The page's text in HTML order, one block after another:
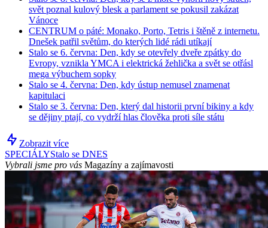
svět poznal kulový blesk a parlament se pokusil zakázat
Vánoce
CENTRUM o páté: Monako, Porto, Tetris i štěně z internetu.
Dnešek patřil světům, do kterých lidé rádi utíkají
Stalo se 6. června: Den, kdy se otevřely dveře zpátky do
Evropy, vznikla YMCA i elektrická žehlička a svět se otřásl
mega výbuchem sopky
Stalo se 4. června: Den, kdy ústup nemusel znamenat
kapitulaci
Stalo se 3. června: Den, který dal historii první bikiny a kdy
se dějiny ptají, co vydrží hlas člověka proti síle státu
Zobrazit více
SPECIÁLYStalo se DNES
Vybrali jsme pro vás Magazíny a zajímavosti